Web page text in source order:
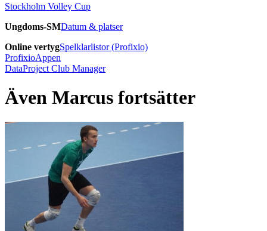
Stockholm Volley Cup
Ungdoms-SMDatum & platser
Online vertygSpelklarlistor (Profixio)
ProfixioAppen
DataProject Club Manager
Även Marcus fortsätter